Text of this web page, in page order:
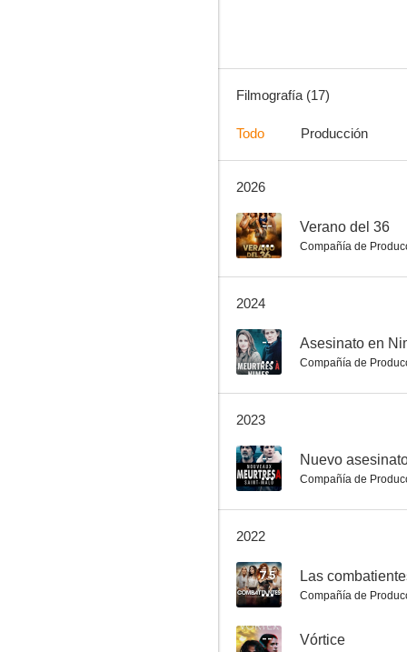
--
Filmografía (17)
Todo Producción
2026
-- Verano del 36
Compañía de
2024
-- Asesinato en
Compañía de
2023
-- Nuevo
Compañía de
2022
7.5 Las
Compañía de
-- Vórtice